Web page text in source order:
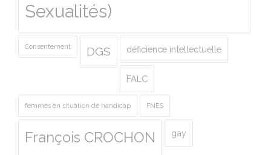
Sexualités)
Consentement DGS déficience intellectuelle
FALC
femmes en situation de handicap FNES
François CROCHON gay